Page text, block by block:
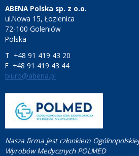
PRZEMYSŁ SPOŻYWCZY
STANOWISKA HIGIENICZNE
ROZWIĄZANIA BARIATRYCZNE
RAPORT ESG
KONTAKT
ABENA Polska sp. z o.o.
ul.Nowa 15, Łozienica
72-100 Goleniów
Polska
T +48 91 419 43 20
F +48 91 419 43 44
biuro@abena.pl
Nasza firma jest członkiem
Wyrobów Medycznych POLMED